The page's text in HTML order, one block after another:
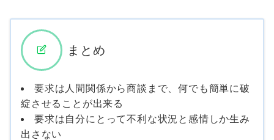
まとめ
要求は人間関係から商談まで、何でも簡単に破
綻させることが出来る
要求は自分にとって不利な状況と感情しか生み
出さない